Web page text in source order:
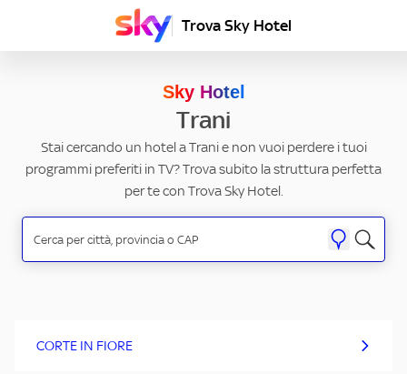
Trova Sky Hotel
Sky Hotel
Trani
Stai cercando un hotel a Trani e non vuoi perdere i tuoi
programmi preferiti in TV? Trova subito la struttura perfetta
per te con Trova Sky Hotel.
CORTE IN FIORE